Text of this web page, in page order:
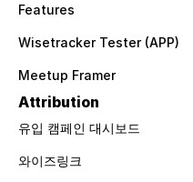
Features
Wisetracker Tester (APP)
Meetup Framer
Attribution
유입 캠페인 대시보드
와이즈링크